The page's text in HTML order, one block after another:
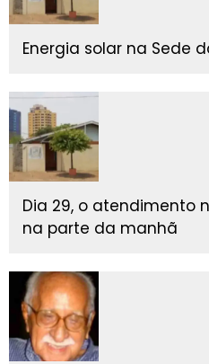
Energia solar na Sede
Dia 29, o atendimento
na parte da manhã